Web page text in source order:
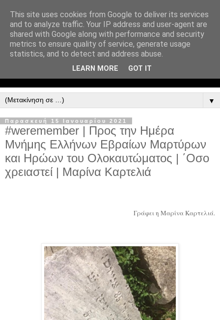
▼
Παρασκευή 15 Ιανουαρίου 2021
#weremember | Προς την Ημέρα
Μνήμης Ελλήνων Εβραίων Μαρτύρων
και Ηρώων του Ολοκαυτώματος | ΄Οσο
χρειαστεί | Μαρίνα Καρτελιά
Γράφει η Μαρίνα Καρτελιά.
This site uses cookies from Google to deliver its services
and to analyze traffic. Your IP address and user-agent are
shared with Google along with performance and security
metrics to ensure quality of service, generate usage
statistics, and to detect and address abuse.
LEARN MORE GOT IT